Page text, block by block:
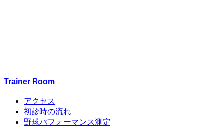
Trainer Room
アクセス
初診時の流れ
野球パフォーマンス測定